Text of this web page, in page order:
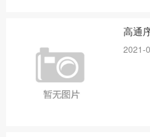
高通
2021-